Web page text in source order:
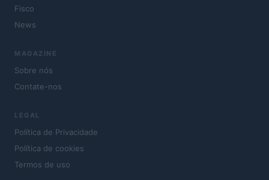
Fisco
News
MAGAZINE
Sobre nós
Contate-nos
LEGAL
Política de Privacidade
Política de cookies
Termos de uso